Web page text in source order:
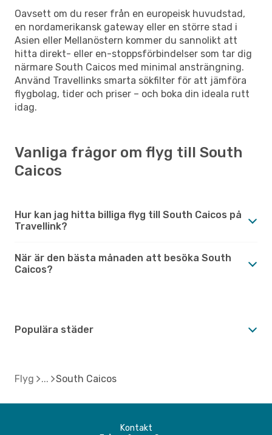
Oavsett om du reser från en europeisk huvudstad,
en nordamerikansk gateway eller en större stad i
Asien eller Mellanöstern kommer du sannolikt att
hitta direkt- eller en-stoppsförbindelser som tar dig
närmare South Caicos med minimal ansträngning.
Använd Travellinks smarta sökfilter för att jämföra
flygbolag, tider och priser – och boka din ideala rutt
idag.
Vanliga frågor om flyg till South
Caicos
Hur kan jag hitta billiga flyg till South Caicos på
Travellink?
När är den bästa månaden att besöka South
Caicos?
Populära städer
Flyg South Caicos
Kontakt